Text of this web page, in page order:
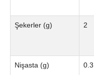
Şekerler (g) 2
Nişasta (g) 0.3